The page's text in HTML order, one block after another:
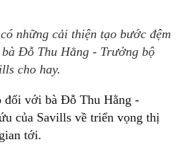
những cải thiện tạo bước đệm
Đỗ Thu Hằng - Trưởng bộ
cho hay.
đổi với bà Đỗ Thu Hằng -
của Savills về triển vọng thị
tới.